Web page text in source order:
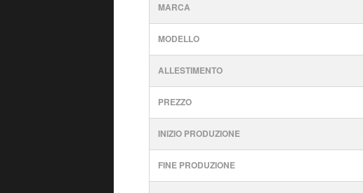
MARCA
MODELLO
ALLESTIMENTO
PREZZO
INIZIO PRODUZIONE
FINE PRODUZIONE